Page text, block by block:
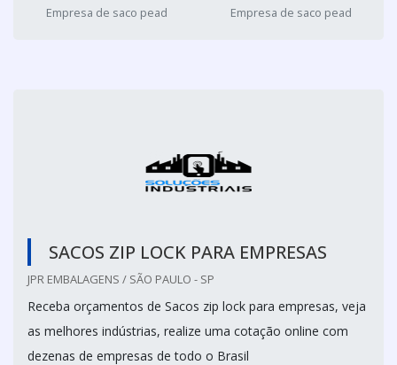
Empresa de saco pead
Empresa de saco pead
SACOS ZIP LOCK PARA EMPRESAS
JPR EMBALAGENS / SÃO PAULO - SP
Receba orçamentos de Sacos zip lock para empresas, veja
as melhores indústrias, realize uma cotação online com
dezenas de empresas de todo o Brasil